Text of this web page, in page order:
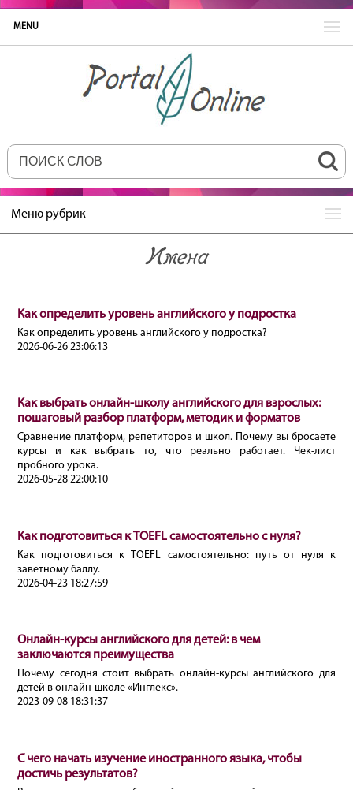
MENU
Меню рубрик
Имена
Как определить уровень английского у подростка
Как определить уровень английского у подростка?
2026-06-26 23:06:13
Как выбрать онлайн-школу английского для взрослых:
пошаговый разбор платформ, методик и форматов
Сравнение платформ, репетиторов и школ. Почему вы бросаете
курсы и как выбрать то, что реально работает. Чек-лист
пробного урока.
2026-05-28 22:00:10
Как подготовиться к TOEFL самостоятельно с нуля?
Как подготовиться к TOEFL самостоятельно: путь от нуля к
заветному баллу.
2026-04-23 18:27:59
Онлайн-курсы английского для детей: в чем
заключаются преимущества
Почему сегодня стоит выбрать онлайн-курсы английского для
детей в онлайн-школе «Инглекс».
2023-09-08 18:31:37
С чего начать изучение иностранного языка, чтобы
достичь результатов?